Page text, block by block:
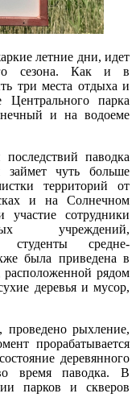
летние дни, идет
сезона. Как и в
три места отдыха и
парка
и на водоеме
паводка
займет чуть больше
территорий от
и на Солнечном
сотрудники
учреждений,
студенты средне-
была приведена в
расположенной рядом
деревья и мусор,
проведено рыхление,
прорабатывается
деревянного
время паводка. В
парков и скверов